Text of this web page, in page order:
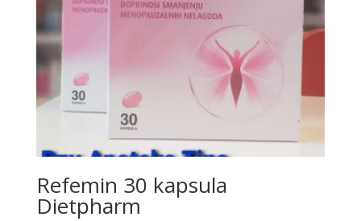
Refemin 30 kapsula
Dietpharm